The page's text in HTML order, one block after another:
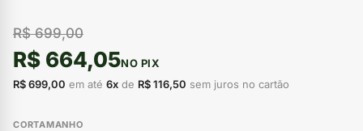
R$ 699,00
R$ 664,05NO PIX
R$ 699,00 em até 6x de R$ 116,50 sem juros no cartão
CORTAMANHO